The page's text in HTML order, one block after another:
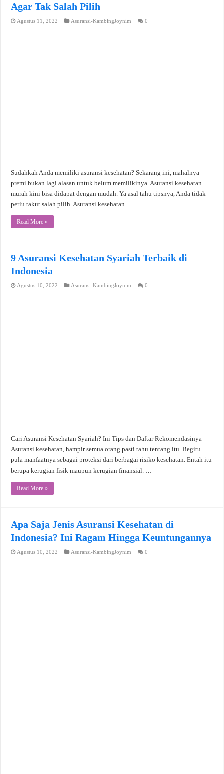
Agar Tak Salah Pilih
Agustus 11, 2022 Asuransi-KambingJoynim 0
Sudahkah Anda memiliki asuransi kesehatan? Sekarang ini, mahalnya
premi bukan lagi alasan untuk belum memilikinya. Asuransi kesehatan
murah kini bisa didapat dengan mudah. Ya asal tahu tipsnya, Anda tidak
perlu takut salah pilih. Asuransi kesehatan …
Read More »
9 Asuransi Kesehatan Syariah Terbaik di
Indonesia
Agustus 10, 2022 Asuransi-KambingJoynim 0
Cari Asuransi Kesehatan Syariah? Ini Tips dan Daftar Rekomendasinya
Asuransi kesehatan, hampir semua orang pasti tahu tentang itu. Begitu
pula manfaatnya sebagai proteksi dari berbagai risiko kesehatan. Entah itu
berupa kerugian fisik maupun kerugian finansial. …
Read More »
Apa Saja Jenis Asuransi Kesehatan di
Indonesia? Ini Ragam Hingga Keuntungannya
Agustus 10, 2022 Asuransi-KambingJoynim 0